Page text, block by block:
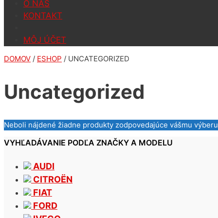
O NÁS
KONTAKT
MÔJ ÚČET
DOMOV / ESHOP / UNCATEGORIZED
Uncategorized
Neboli nájdené žiadne produkty zodpovedajúce vášmu
VYHĽADÁVANIE PODĽA ZNAČKY A MODELU
AUDI
CITROËN
FIAT
FORD